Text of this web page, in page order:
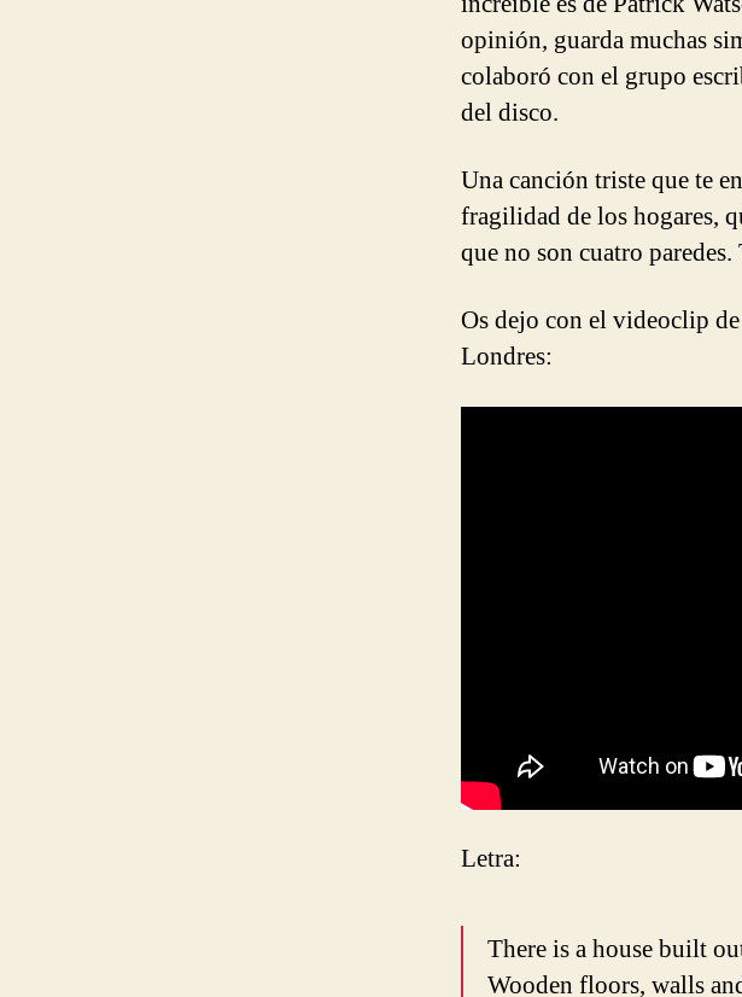
opinión, guarda muchas
colaboró con el grupo
del disco.
Una canción triste que te
fragilidad de los hogares,
que no son cuatro paredes.
Os dejo con el videoclip
Londres:
Letra:
There is a house built
Wooden floors, walls